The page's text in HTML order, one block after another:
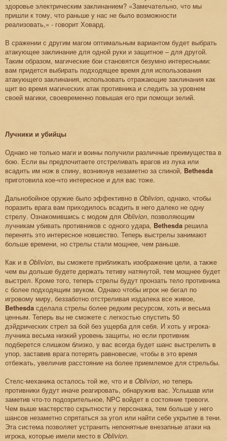
здоровье электрическим заклинанием? «Замечательно, что мы
пришли к тому, что раньше у нас не было возможности
реализовать,» - говорит Ховард.
В сражении с другим магом оптимальным вариантом будет выбрать
атакующее заклинание для одной руки и защитное – для другой.
Таким образом, магические бои становятся безумно интересными:
вам придется выбирать подходящее время для использования
атакующего заклинания, использовать отражающие заклинания как
щит во время магических атак противника и следить за уровнем
своей магики, своевременно повышая его при помощи зелий.
Лучники и убийцы
Однако не только маги и воины получили различные преимущества в
бою. Если вы предпочитаете отстреливать врагов из лука или
всадить им нож в спину, возникнув незаметно за спиной, Bethesda
приготовила кое-что интересное и для вас тоже.
Дальнобойное оружие было эффективно в Oblivion, однако, чтобы
поразить врага вам приходилось всадить в него далеко не одну
стрелу. Ознакомившись с модом для Oblivion, позволяющим
лучникам убивать противников с одного удара, Bethesda решила
перенять это интересное новшество. Теперь выстрелы занимают
больше времени, но стрелы стали мощнее, чем раньше.
Как и в Oblivion, вы сможете приближать изображение цели, а также
чем вы дольше будете держать тетиву натянутой, тем мощнее будет
выстрел. Кроме того, теперь стрелы будут пронзать тело противника
с более подходящим звуком. Однако чтобы игрок не бегал по
игровому миру, беззаботно отстреливая издалека все живое,
Bethesda сделала стрелы более редким ресурсом, хоть и весьма
ценным. Теперь вы не сможете с легкостью спустить 50
дэйдрических стрел за бой без ущерба для себя. И хоть у игрока-
лучника весьма низкий уровень защиты, но если противник
подберется слишком близко, у вас всегда будет шанс выстрелить в
упор, заставив врага потерять равновесие, чтобы в это время
отбежать, увеличив расстояние на более приемлемое для стрельбы.
Стелс-механика осталось той же, что и в Oblivion, но теперь
противники будут иначе реагировать, обнаружив вас. Услышав или
заметив что-то подозрительное, NPC войдет в состояние тревоги.
Чем выше мастерство скрытности у персонажа, тем больше у него
шансов незаметно спрятаться за угол или найти себе укрытие в тени.
Эта система позволяет устранить непонятные внезапные атаки на
игрока, которые имели место в Oblivion.